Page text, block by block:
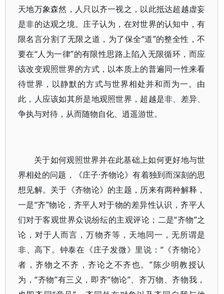
天地万象森然，人只以齐一视之，以此抵达超越虚妄
是非的达观之境。庄子认为，在对世界的认知中，有
限名言分割了无限之道，为了保全“道”的整全性，不
要在“人为一律”的有限性思路上陷入无限循环，而应
该改变观照世界的方式，以本质上的普遍同一性来看
待世界，以静默的方式与世界相处并和而为一。由
此，人应该如其所是地观照世界，超越是非、差异、
争执与对待，从而随物自化、逍遥游世。
关于如何观照世界并在此基础上如何更好地与世
界相处的问题，《庄子·齐物论》有着独到而深刻的思
想见解。关于《齐物论》的主题，历来有两种解释，
一是“齐”物论，齐平人对于物的差异性认识，齐平人
们对于客观世界众说纷纭的主观评论；二是“齐物”之
论，对于人而言，万物齐等，天地同一，无所谓是
非、高下。钟泰在《庄子发微》里说：“《齐物论》
者，齐物之不齐，齐论之不齐也。”陈少明教授认
为，“齐物”有三义，即齐“物论”、齐万物、齐物我，